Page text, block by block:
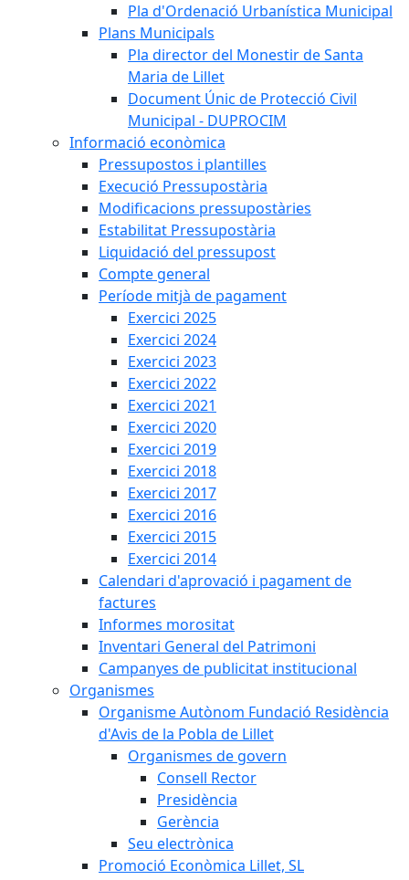
Pla d'Ordenació Urbanística Municipal
Plans Municipals
Pla director del Monestir de Santa
Maria de Lillet
Document Únic de Protecció Civil
Municipal - DUPROCIM
Informació econòmica
Pressupostos i plantilles
Execució Pressupostària
Modificacions pressupostàries
Estabilitat Pressupostària
Liquidació del pressupost
Compte general
Període mitjà de pagament
Exercici 2025
Exercici 2024
Exercici 2023
Exercici 2022
Exercici 2021
Exercici 2020
Exercici 2019
Exercici 2018
Exercici 2017
Exercici 2016
Exercici 2015
Exercici 2014
Calendari d'aprovació i pagament de
factures
Informes morositat
Inventari General del Patrimoni
Campanyes de publicitat institucional
Organismes
Organisme Autònom Fundació Residència
d'Avis de la Pobla de Lillet
Organismes de govern
Consell Rector
Presidència
Gerència
Seu electrònica
Promoció Econòmica Lillet, SL